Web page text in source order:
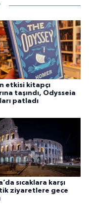
etkisi kitapçı
taşındı, Odysseia
patladı
sıcaklara karşı
ziyaretlere gece